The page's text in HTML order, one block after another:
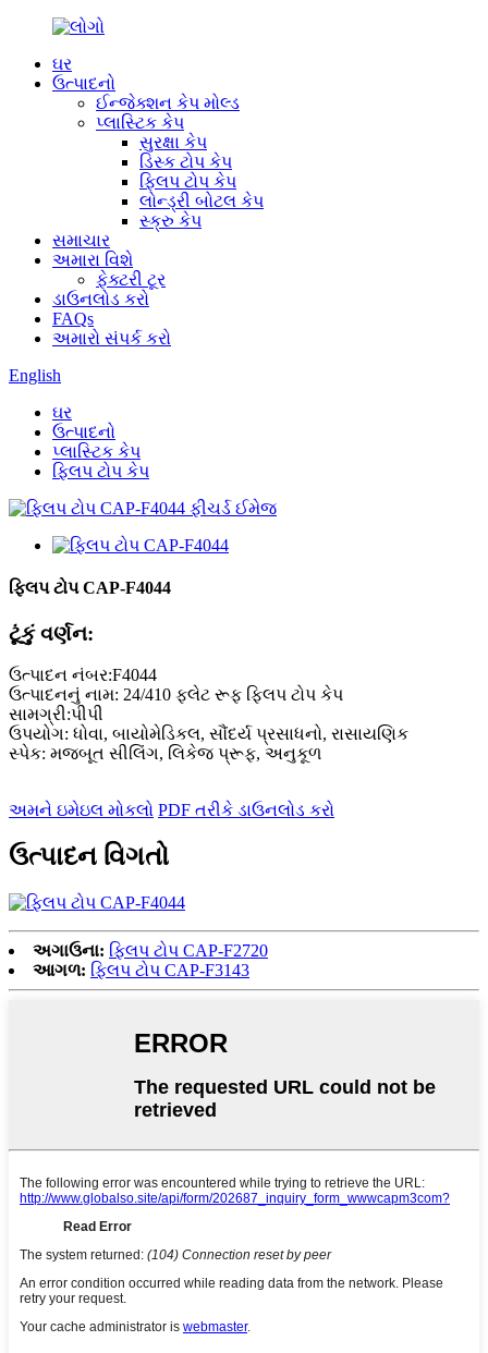
ઘર
ઉત્પાદનો
ઈન્જેક્શન કેપ મોલ્ડ
પ્લાસ્ટિક કેપ
સુરક્ષા કેપ
ડિસ્ક ટોપ કેપ
ફ્લિપ ટોપ કેપ
લોન્ડ્રી બોટલ કેપ
સ્ક્રુ કેપ
સમાચાર
અમારા વિશે
ફેક્ટરી ટૂર
ડાઉનલોડ કરો
FAQs
અમારો સંપર્ક કરો
English
ઘર
ઉત્પાદનો
પ્લાસ્ટિક કેપ
ફ્લિપ ટોપ કેપ
ફ્લિપ ટોપ CAP-F4044
ટૂંકું વર્ણન:
ઉત્પાદન નંબર:F4044
ઉત્પાદનનું નામ: 24/410 ફ્લેટ રૂફ ફ્લિપ ટોપ કેપ
સામગ્રી:પીપી
ઉપયોગ: ધોવા, બાયોમેડિકલ, સૌંદર્ય પ્રસાધનો, રાસાયણિક
સ્પેક: મજબૂત સીલિંગ, લિકેજ પ્રૂફ, અનુકૂળ
અમને ઇમેઇલ મોકલો PDF તરીકે ડાઉનલોડ કરો
ઉત્પાદન વિગતો
અગાઉના: ફ્લિપ ટોપ CAP-F2720
આગળ: ફ્લિપ ટોપ CAP-F3143